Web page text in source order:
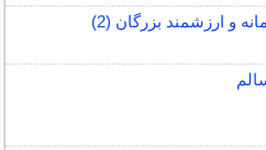
و ارزشمند بزرگان (2)